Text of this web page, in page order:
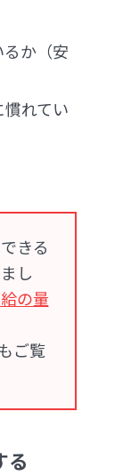
か（安
れてい
きる
し
の量
ご覧
る